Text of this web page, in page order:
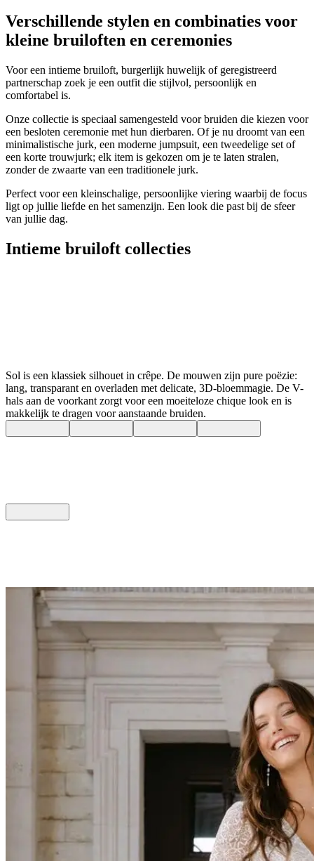
Verschillende stylen en combinaties voor
kleine bruiloften en ceremonies
Voor een intieme bruiloft, burgerlijk huwelijk of geregistreerd
partnerschap zoek je een outfit die stijlvol, persoonlijk en
comfortabel is.
Onze collectie is speciaal samengesteld voor bruiden die kiezen voor
een besloten ceremonie met hun dierbaren. Of je nu droomt van een
minimalistische jurk, een moderne jumpsuit, een tweedelige set of
een korte trouwjurk; elk item is gekozen om je te laten stralen,
zonder de zwaarte van een traditionele jurk.
Perfect voor een kleinschalige, persoonlijke viering waarbij de focus
ligt op jullie liefde en het samenzijn. Een look die past bij de sfeer
van jullie dag.
Intieme bruiloft collecties
Sol is een klassiek silhouet in crêpe. De mouwen zijn pure poëzie:
lang, transparant en overladen met delicate, 3D-bloemmagie. De V-
hals aan de voorkant zorgt voor een moeiteloze chique look en is
makkelijk te dragen voor aanstaande bruiden.